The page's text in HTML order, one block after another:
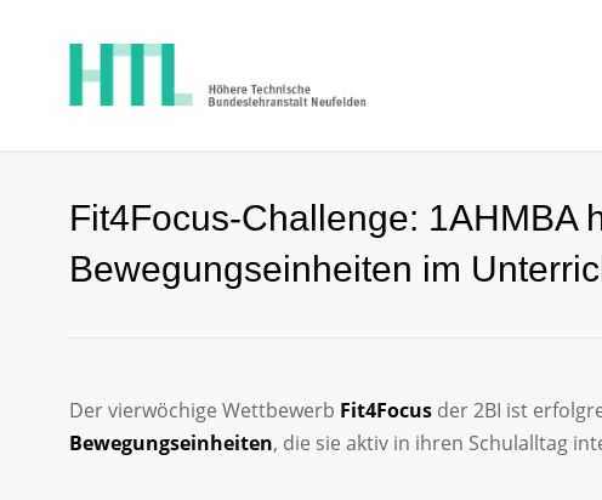
Fit4Focus‑Challenge: 1AHMBA
Bewegungseinheiten im
Der vierwöchige Wettbewerb Fit4Focus der 2BI ist
Bewegungseinheiten, die sie aktiv in ihren Schulalltag